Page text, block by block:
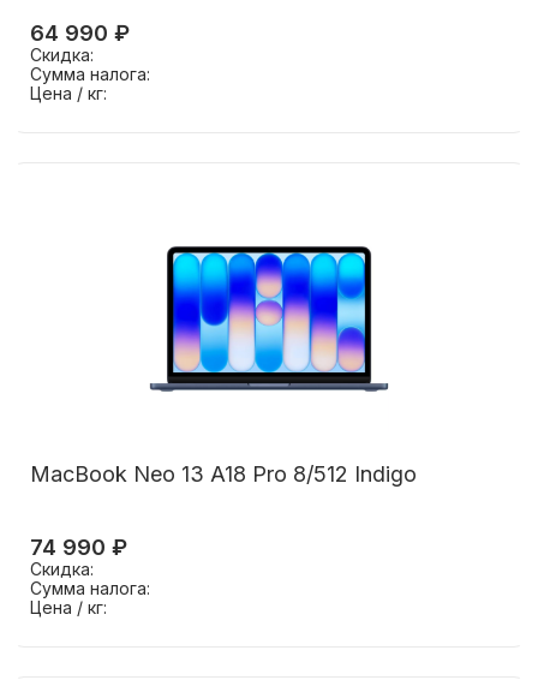
64 990 ₽
Скидка:
Сумма налога:
Цена / кг:
MacBook Neo 13 A18 Pro 8/512 Indigo
74 990 ₽
Скидка:
Сумма налога:
Цена / кг: